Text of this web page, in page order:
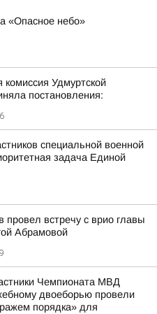
«Опасное небо»
комиссия Удмуртской
постановления:
специальной военной
задача Единой
встречу с врио главы
Абрамовой
Чемпионата МВД
двоеборью провели
порядка» для